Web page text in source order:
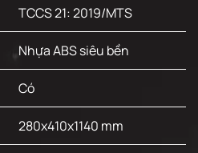
TCCS 21: 2019/MTS
Nhựa ABS siêu bền
Có
280x410x1140 mm